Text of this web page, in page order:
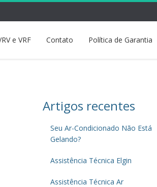
e VRF Contato Política de Garantia
Artigos recentes
Seu Ar-Condicionado Não Está
Gelando?
Assistência Técnica Elgin
Assistência Técnica Ar